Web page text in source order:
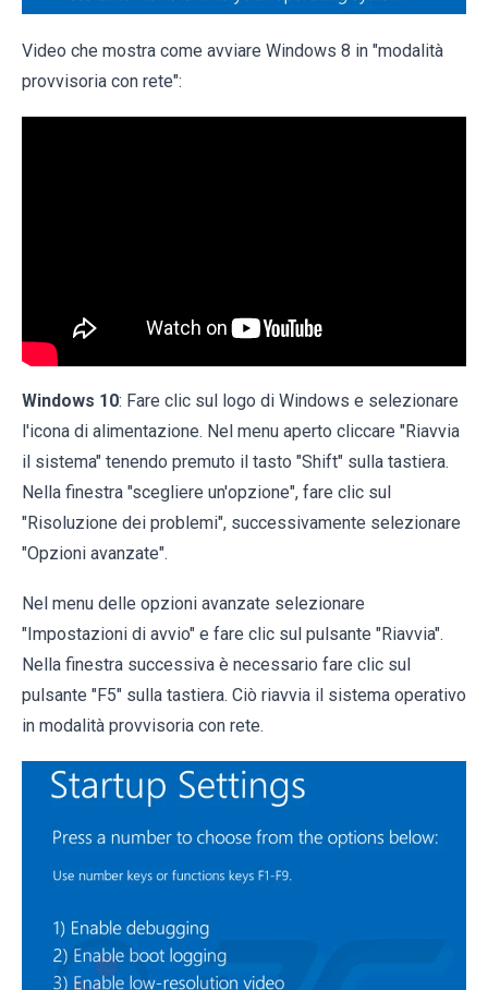
Video che mostra come avviare Windows 8 in "modalità
provvisoria con rete":
Windows 10: Fare clic sul logo di Windows e selezionare
l'icona di alimentazione. Nel menu aperto cliccare "Riavvia
il sistema" tenendo premuto il tasto "Shift" sulla tastiera.
Nella finestra "scegliere un'opzione", fare clic sul
"Risoluzione dei problemi", successivamente selezionare
"Opzioni avanzate".
Nel menu delle opzioni avanzate selezionare
"Impostazioni di avvio" e fare clic sul pulsante "Riavvia".
Nella finestra successiva è necessario fare clic sul
pulsante "F5" sulla tastiera. Ciò riavvia il sistema operativo
in modalità provvisoria con rete.